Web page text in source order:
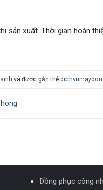
sản xuất. Thời gian hoàn
và được gắn thẻ
Đồng phục công